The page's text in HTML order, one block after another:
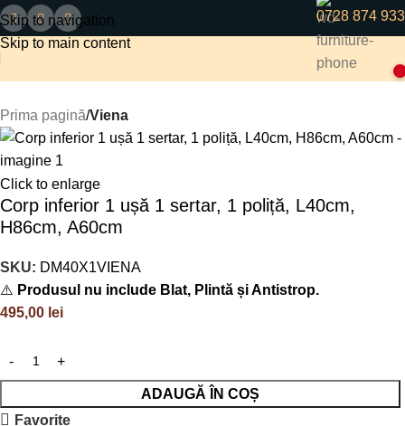
Skip to navigation
Skip to main content
0728 874 933
Prima pagină Viena
Click to enlarge
Corp inferior 1 ușă 1 sertar, 1 poliță, L40cm,
H86cm, A60cm
SKU: DM40X1VIENA
⚠️ Produsul nu include Blat, Plintă și Antistrop.
495,00 lei
ADAUGĂ ÎN COȘ
Favorite